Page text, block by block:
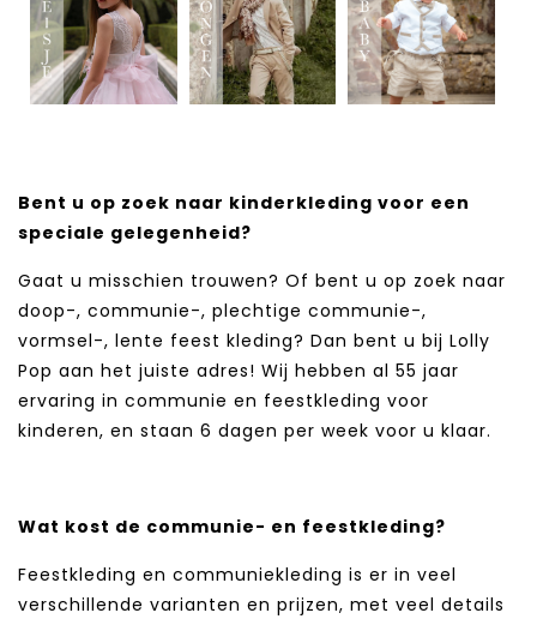
Bent u op zoek naar kinderkleding voor een
speciale gelegenheid?
Gaat u misschien trouwen? Of bent u op zoek naar
doop-, communie-, plechtige communie-,
vormsel-, lente feest kleding? Dan bent u bij Lolly
Pop aan het juiste adres! Wij hebben al 55 jaar
ervaring in communie en feestkleding voor
kinderen, en staan 6 dagen per week voor u klaar.
Wat kost de communie- en feestkleding?
Feestkleding en communiekleding is er in veel
verschillende varianten en prijzen, met veel details